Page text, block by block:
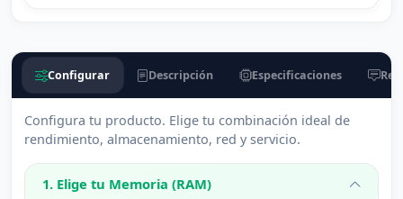
Configurar Descripción Especificaciones
Configura tu producto. Elige tu combinación ideal de
rendimiento, almacenamiento, red y servicio.
1. Elige tu Memoria (RAM)